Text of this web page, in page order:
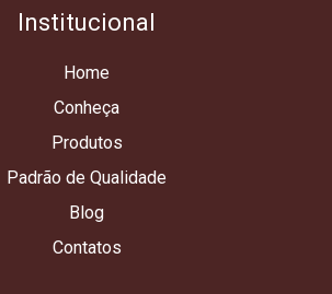
Institucional
Home
Conheça
Produtos
Padrão de Qualidade
Blog
Contatos